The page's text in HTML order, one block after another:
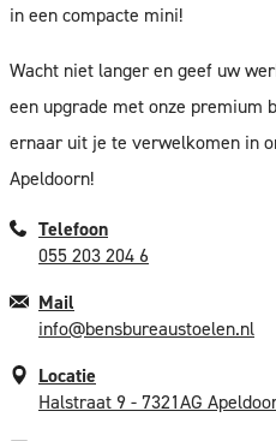
in een compacte mini!
Wacht niet langer en geef uw
een upgrade met onze premium
ernaar uit je te verwelkomen in
Apeldoorn!
Telefoon
055 203 204 6
Mail
info@bensbureaustoelen.nl
Locatie
Halstraat 9 - 7321AG